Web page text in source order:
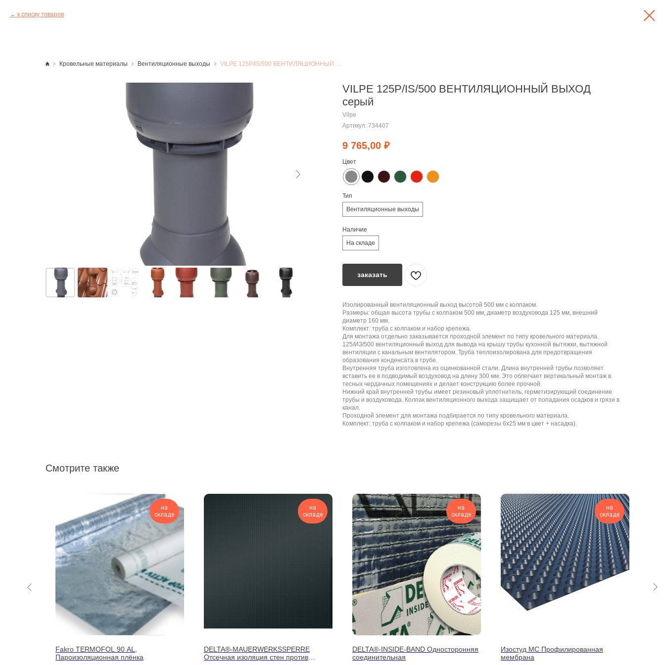
к списку товаров
Кровельные материалы Вентиляционные выходы
VILPE 125P/IS/500 ВЕНТИЛЯЦИОННЫЙ ВЫХОД
серый
Vilpe
Артикул: 734407
9 765,00 ₽
Цвет
Тип
Вентиляционные выходы
Наличие
На складе
заказать
Изолированный вентиляционный выход высотой 500 мм с колпаком.
Размеры: общая высота трубы с колпаком 500 мм, диаметр воздуховода 125 мм, внешний
диаметр 160 мм.
Комплект: труба с колпаком и набор крепежа.
Для монтажа отдельно заказывается проходной элемент по типу кровельного материала.
125/ИЗ/500 вентиляционный выход для вывода на крышу трубы кухонной вытяжки, вытяжной
вентиляции с канальным вентилятором. Труба теплоизолирована для предотвращения
образования конденсата в трубе.
Внутренняя труба изготовлена из оцинкованной стали. Длина внутренней трубы позволяет
вставить ее в подводимый воздуховод на длину 300 мм. Это облегчает вертикальный монтаж в
тесных чердачных помещениях и делает конструкцию более прочной.
Нижний край внутренней трубы имеет резиновый уплотнитель, герметизирующий соединение
трубы и воздуховода. Колпак вентиляционного выхода защищает от попадания осадков и грязи в
канал.
Проходной элемент для монтажа подбирается по типу кровельного материала.
Комплект: труба с колпаком и набор крепежа (саморезы 6х25 мм в цвет + насадка).
Смотрите также
на
складе
Fakro TERMOFOL 90 AL,
Пароизоляционная плёнка
на
складе
DELTA®-MAUERWERKSSPERRE
Отсечная изоляция стен против
на
складе
DELTA®-INSIDE-BAND Односторонняя
соединительная
на
складе
Изостуд МС Профилированная
мембрана